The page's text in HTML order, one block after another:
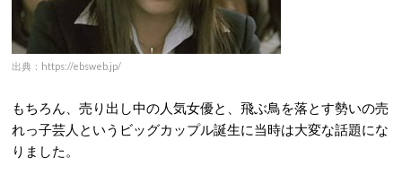
出典：https://ebsweb.jp/
もちろん、売り出し中の人気女優と、飛ぶ鳥を落とす勢いの売
れっ子芸人というビッグカップル誕生に当時は大変な話題にな
りました。